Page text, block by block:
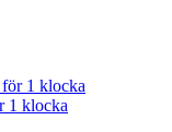
1 klocka